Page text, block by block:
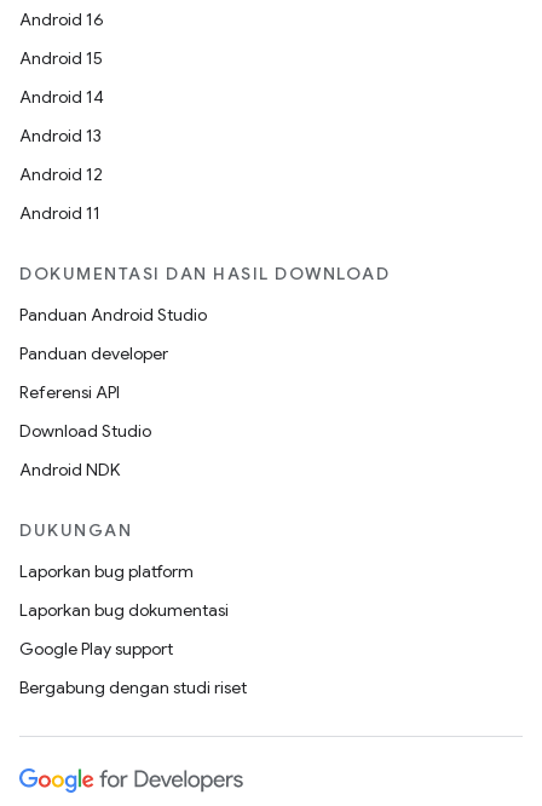
Android 16
Android 15
Android 14
Android 13
Android 12
Android 11
DOKUMENTASI DAN HASIL DOWNLOAD
Panduan Android Studio
Panduan developer
Referensi API
Download Studio
Android NDK
DUKUNGAN
Laporkan bug platform
Laporkan bug dokumentasi
Google Play support
Bergabung dengan studi riset